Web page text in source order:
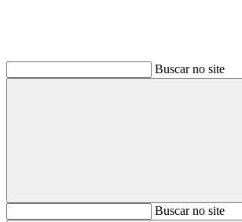
Buscar no site
BuscarBuscar no site